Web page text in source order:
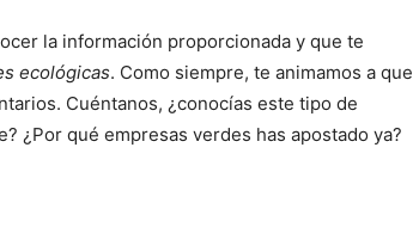
la información proporcionada y que te
ecológicas. Como siempre, te animamos a que
Cuéntanos, ¿conocías este tipo de
¿Por qué empresas verdes has apostado ya?